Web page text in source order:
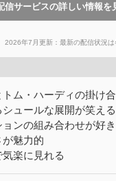
信サービスの詳しい情報を
2026年7月更新：最新の配信状況
ム・ハーディの掛け
ュールな展開が笑える
ンの組み合わせが好き
が魅力的
楽に見れる